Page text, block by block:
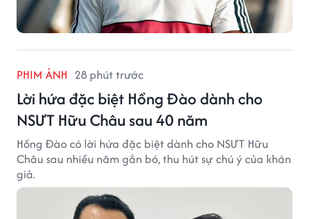
PHIM ẢNH 28 phút trước
Lời hứa đặc biệt Hồng Đào dành cho
NSƯT Hữu Châu sau 40 năm
Hồng Đào có lời hứa đặc biệt dành cho NSƯT Hữu
Châu sau nhiều năm gắn bó, thu hút sự chú ý của khán
giả.